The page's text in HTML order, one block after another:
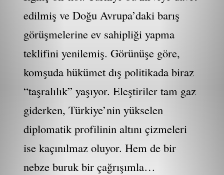
edilmiş ve Doğu Avrupa’daki barış
görüşmelerine ev sahipliği yapma
teklifini yenilemiş. Görünüşe göre,
komşuda hükümet dış politikada biraz
“taşralılık” yaşıyor. Eleştiriler tam gaz
giderken, Türkiye’nin yükselen
diplomatik profilinin altını çizmeleri
ise kaçınılmaz oluyor. Hem de bir
nebze buruk bir çağrışımla…